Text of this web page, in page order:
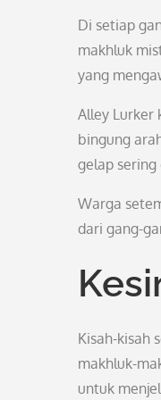
Di setiap
makhluk
yang
Alley Lurker
bingung
gelap
Warga
dari gang-
Kisah-kisah
makhluk-
untuk